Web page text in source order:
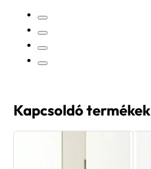
Kapcsoldó termékek